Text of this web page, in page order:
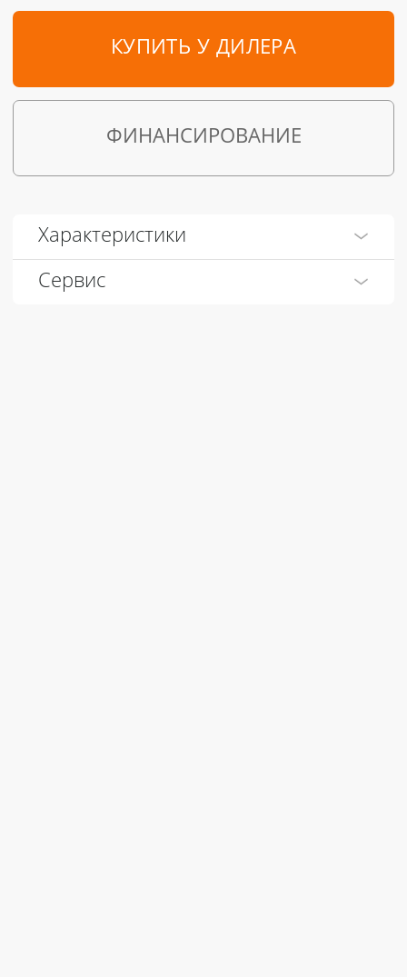
КУПИТЬ У ДИЛЕРА
ФИНАНСИРОВАНИЕ
Характеристики
Сервис